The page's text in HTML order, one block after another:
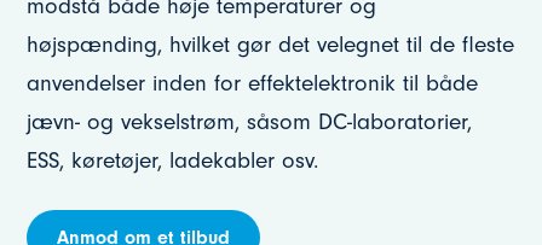
modstå både høje temperaturer og
højspænding, hvilket gør det velegnet til de fleste
anvendelser inden for effektelektronik til både
jævn- og vekselstrøm, såsom DC-laboratorier,
ESS, køretøjer, ladekabler osv.
Anmod om et tilbud